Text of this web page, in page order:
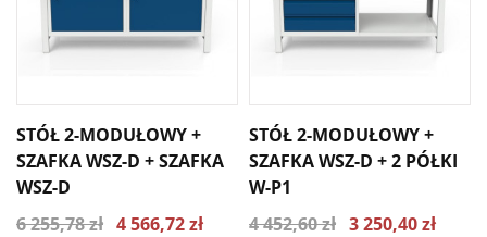
STÓŁ 2-MODUŁOWY +
SZAFKA WSZ-D + SZAFKA
WSZ-D
6 255,78 zł 4 566,72 zł
STÓŁ 2-MODUŁOWY +
SZAFKA WSZ-D + 2 PÓŁKI
W-P1
4 452,60 zł 3 250,40 zł